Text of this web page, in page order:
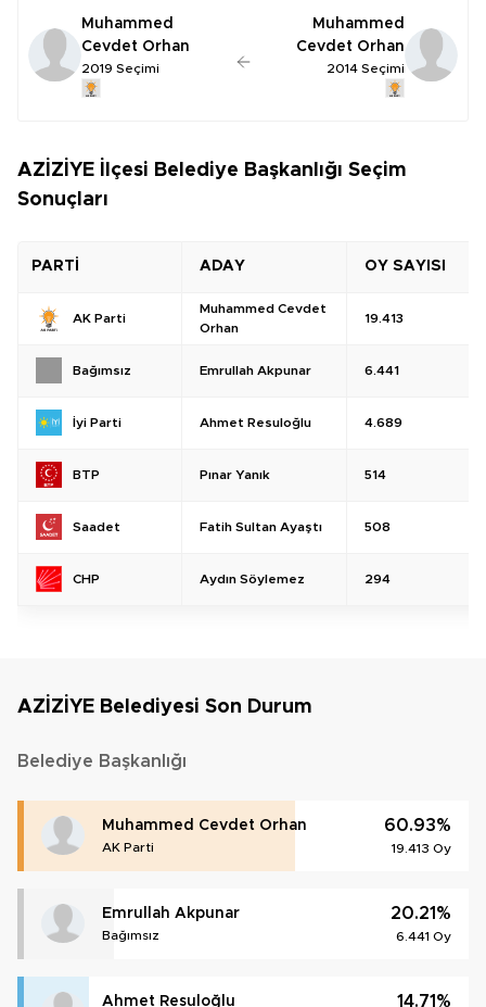
Muhammed
Cevdet Orhan
2019 Seçimi
Muhammed
Cevdet Orhan
2014 Seçimi
AZİZİYE İlçesi Belediye Başkanlığı Seçim
Sonuçları
PARTİ ADAY OY SAYISI
AK Parti
Muhammed Cevdet
Orhan
19.413
Bağımsız Emrullah Akpunar 6.441
İyi Parti Ahmet Resuloğlu 4.689
BTP Pınar Yanık 514
Saadet Fatih Sultan Ayaştı 508
CHP Aydın Söylemez 294
AZİZİYE Belediyesi Son Durum
Belediye Başkanlığı
Muhammed Cevdet Orhan
AK Parti
60.93%
19.413 Oy
Emrullah Akpunar
Bağımsız
20.21%
6.441 Oy
Ahmet Resuloğlu 14.71%